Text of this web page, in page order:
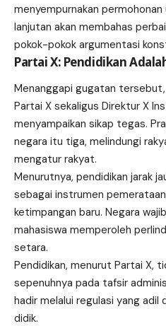
menyempurnakan
lanjutan akan membahas
pokok-pokok argumentasi
Partai X: Pendidikan
Menanggapi gugatan
Partai X sekaligus Direktur X
menyampaikan sikap tegas.
negara itu tiga, melindungi
mengatur rakyat.
Menurutnya, pendidikan jarak
sebagai instrumen
ketimpangan baru. Negara
mahasiswa memperoleh
setara.
Pendidikan, menurut Partai X,
sepenuhnya pada tafsir
hadir melalui regulasi yang
didik.